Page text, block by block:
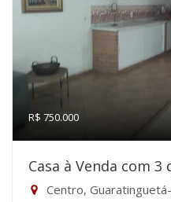
R$ 750.000
Casa à Venda com 3
Centro,